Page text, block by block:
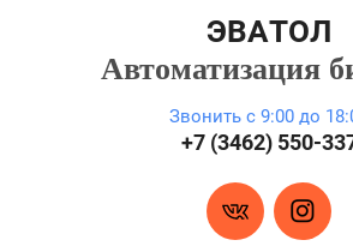
ЭВАТОЛ
Автоматизация
Звонить с 9:00 до
+7 (3462) 550-